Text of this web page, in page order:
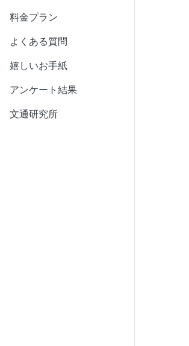
料金プラン
よくある質問
嬉しいお手紙
アンケート結果
文通研究所